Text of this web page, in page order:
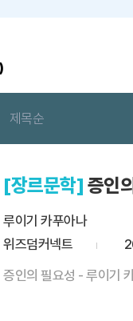
제목순
[장르문학] 증인
루이기 카푸아나
위즈덤커넥트
증인의 필요성 - 루이기